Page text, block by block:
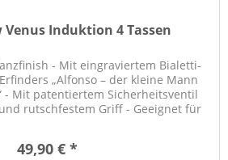
Induktion 4 Tassen
- Mit eingraviertem Bialetti-
„Alfonso – der kleine Mann
- Mit patentiertem Sicherheitsventil
rutschfestem Griff - Geeignet für
49,90 € *